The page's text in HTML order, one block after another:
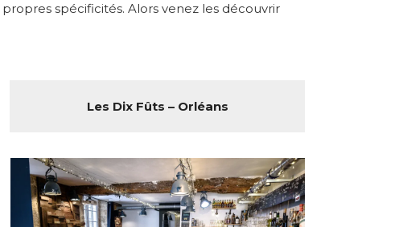
spécificités. Alors venez les découvrir
Les Dix Fûts – Orléans